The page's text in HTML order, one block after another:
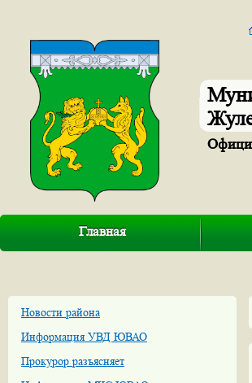
Главная
Новости района
Информация УВД ЮВАО
Прокурор разъясняет